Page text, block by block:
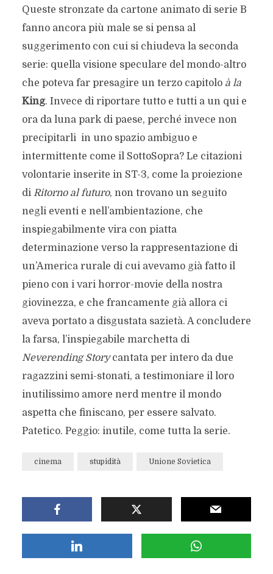
Queste stronzate da cartone animato di serie B
fanno ancora più male se si pensa al
suggerimento con cui si chiudeva la seconda
serie: quella visione speculare del mondo-altro
che poteva far presagire un terzo capitoloà la
King. Invece di riportare tutto e tutti a un qui e
ora da luna park di paese, perché invece non
precipitarli in uno spazio ambiguo e
intermittente come il SottoSopra? Le citazioni
volontarie inserite in ST-3, come la proiezione
di Ritorno al futuro, non trovano un seguito
negli eventi e nell’ambientazione, che
inspiegabilmente vira con piatta
determinazione verso la rappresentazione di
un’America rurale di cui avevamo già fatto il
pieno con i vari horror-movie della nostra
giovinezza, e che francamente già allora ci
aveva portato a disgustata sazietà. A concludere
la farsa, l’inspiegabile marchetta di
Neverending Storycantata per intero da due
ragazzini semi-stonati, a testimoniare il loro
inutilissimo amore nerd mentre il mondo
aspetta che finiscano, per essere salvato.
Patetico. Peggio: inutile, come tutta la serie.
cinema stupidità Unione Sovietica